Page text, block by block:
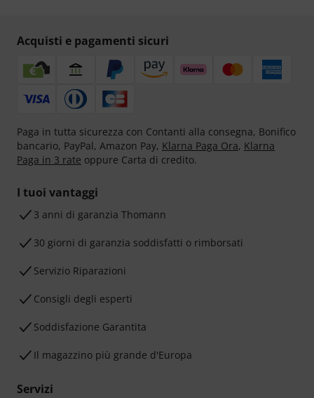
Acquisti e pagamenti sicuri
Paga in tutta sicurezza con Contanti alla consegna, Bonifico
bancario, PayPal, Amazon Pay, Klarna Paga Ora, Klarna
Paga in 3 rate oppure Carta di credito.
I tuoi vantaggi
3 anni di garanzia Thomann
30 giorni di garanzia soddisfatti o rimborsati
Servizio Riparazioni
Consigli degli esperti
Soddisfazione Garantita
Il magazzino più grande d'Europa
Servizi